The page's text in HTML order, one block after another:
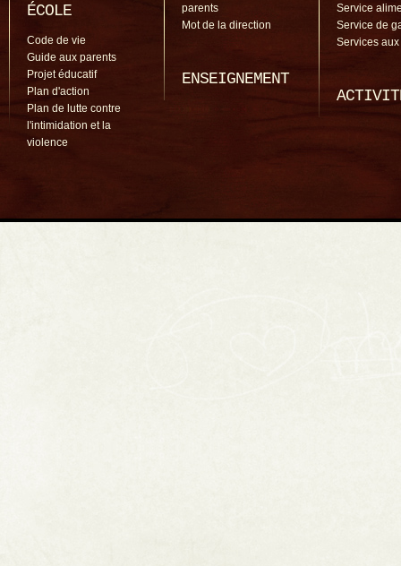
ÉCOLE
Code de vie
Guide aux parents
Projet éducatif
Plan d'action
Plan de lutte contre
l'intimidation et la
violence
parents
Mot de la direction
ENSEIGNEMENT
Service
Service de
Services